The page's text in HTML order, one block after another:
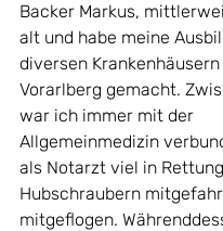
Backer Markus,
alt und habe meine
diversen
Vorarlberg gemacht.
war ich immer mit der
Allgemeinmedizin
als Notarzt viel in
Hubschraubern
mitgeflogen.